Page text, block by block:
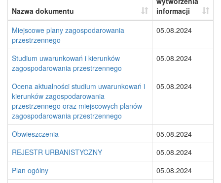
Nazwa dokumentu
informacji
Miejscowe plany zagospodarowania
przestrzennego
05.08.2024
Studium uwarunkowań i kierunków
zagospodarowania przestrzennego
05.08.2024
Ocena aktualności studium uwarunkowań i
kierunków zagospodarowania
przestrzennego oraz miejscowych planów
zagospodarowania przestrzennego
05.08.2024
Obwieszczenia
05.08.2024
REJESTR URBANISTYCZNY
05.08.2024
Plan ogólny
05.08.2024